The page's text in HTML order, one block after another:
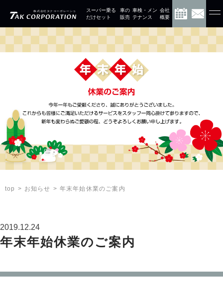
スーパー乗る
だけセット
車の
販売
車検・メン
テナンス
会社
概要
top お知らせ 年末年始休業のご案内
2019.12.24
年末年始休業のご案内